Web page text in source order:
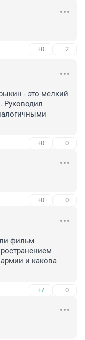
+0 –2
- это мелкий
Руководил
+0 –0
+0 –0
фильм
и какова
+7 –0